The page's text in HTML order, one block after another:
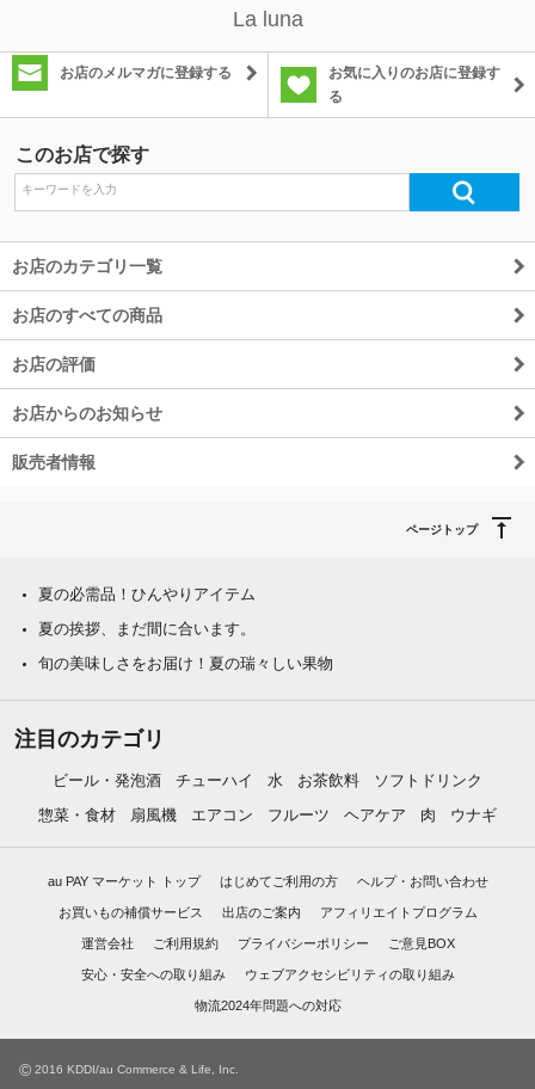
La luna
お店のメルマガに登録する
お気に入りのお店に登録す
る
このお店で探す
お店のカテゴリ一覧
お店のすべての商品
お店の評価
お店からのお知らせ
販売者情報
ページトップ
夏の必需品！ひんやりアイテム
夏の挨拶、まだ間に合います。
旬の美味しさをお届け！夏の瑞々しい果物
注目のカテゴリ
ビール・発泡酒 チューハイ 水 お茶飲料
ソフトドリンク
惣菜・食材
扇風機 エアコン フルーツ ヘアケア 肉 ウナギ
au PAY マーケット トップ はじめてご利用の方 ヘルプ・お問い合わせ
お買いもの補償サービス 出店のご案内 アフィリエイトプログラム
運営会社 ご利用規約 プライバシーポリシー ご意見BOX
安心・安全への取り組み ウェブアクセシビリティの取り組み
物流2024年問題への対応
© 2016 KDDI/au Commerce & Life, Inc.